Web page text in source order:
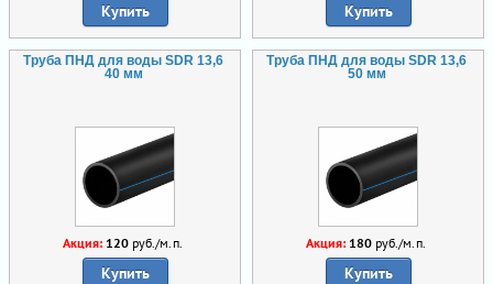
Купить Купить
Труба ПНД для воды SDR 13,6
40 мм
Акция: 120руб./м.п.
Купить
Труба ПНД для воды SDR 13,6
50 мм
Акция: 180руб./м.п.
Купить